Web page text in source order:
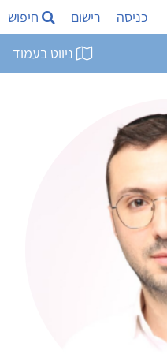
כניסה רישום חיפוש
ניווט בעמוד